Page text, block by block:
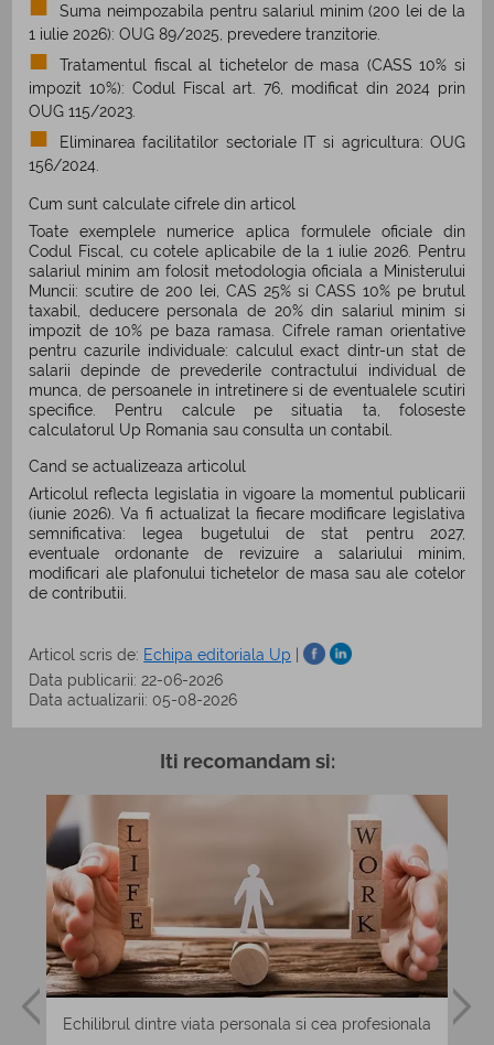
Suma neimpozabila pentru salariul minim (200 lei de la
1 iulie 2026): OUG 89/2025, prevedere tranzitorie.
Tratamentul fiscal al tichetelor de masa (CASS 10% si
impozit 10%): Codul Fiscal art. 76, modificat din 2024 prin
OUG 115/2023.
Eliminarea facilitatilor sectoriale IT si agricultura: OUG
156/2024.
Cum sunt calculate cifrele din articol
Toate exemplele numerice aplica formulele oficiale din
Codul Fiscal, cu cotele aplicabile de la 1 iulie 2026. Pentru
salariul minim am folosit metodologia oficiala a Ministerului
Muncii: scutire de 200 lei, CAS 25% si CASS 10% pe brutul
taxabil, deducere personala de 20% din salariul minim si
impozit de 10% pe baza ramasa. Cifrele raman orientative
pentru cazurile individuale: calculul exact dintr-un stat de
salarii depinde de prevederile contractului individual de
munca, de persoanele in intretinere si de eventualele scutiri
specifice. Pentru calcule pe situatia ta, foloseste
calculatorul Up Romania sau consulta un contabil.
Cand se actualizeaza articolul
Articolul reflecta legislatia in vigoare la momentul publicarii
(iunie 2026). Va fi actualizat la fiecare modificare legislativa
semnificativa: legea bugetului de stat pentru 2027,
eventuale ordonante de revizuire a salariului minim,
modificari ale plafonului tichetelor de masa sau ale cotelor
de contributii.
Articol scris de: Echipa editoriala Up |
Data publicarii: 22-06-2026
Data actualizarii: 05-08-2026
Iti recomandam si:
Echilibrul dintre viata personala si cea profesionala